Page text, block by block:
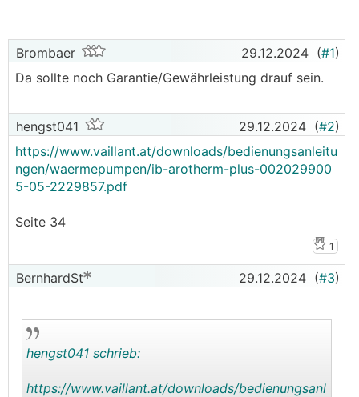
Brombaer 29.12.2024 (#1)
Da sollte noch Garantie/Gewährleistung drauf sein.
hengst041 29.12.2024 (#2)
https://www.vaillant.at/downloads/bedienungsanleitu
ngen/waermepumpen/ib-arotherm-plus-002029900
5-05-2229857.pdf
Seite 34
1
BernhardSt 29.12.2024 (#3)
hengst041 schrieb:
https://www.vaillant.at/downloads/bedienungsanl